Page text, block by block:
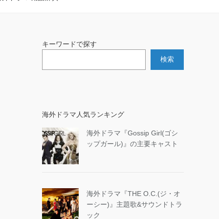
キーワードで探す
検索
海外ドラマ人気ランキング
海外ドラマ『Gossip Girl(ゴシ
ップガール)』の主要キャスト
海外ドラマ『THE O.C.(ジ・オ
ーシー)』主題歌&サウンドトラ
ック